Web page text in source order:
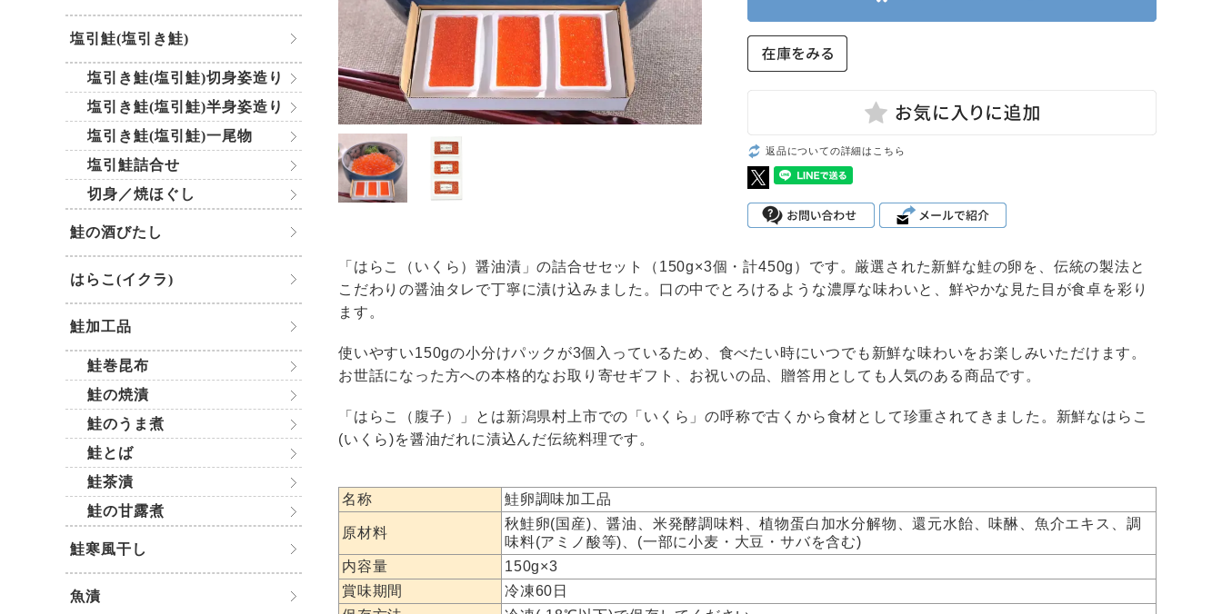
返品についての詳細はこちら
「はらこ（いくら）醤油漬」の詰合せセット（150g×3個・計450g）です。厳選された新鮮な鮭の卵を、伝統の製法と
こだわりの醤油タレで丁寧に漬け込みました。口の中でとろけるような濃厚な味わいと、鮮やかな見た目が食卓を彩り
ます。
使いやすい150gの小分けパックが3個入っているため、食べたい時にいつでも新鮮な味わいをお楽しみいただけます。
お世話になった方への本格的なお取り寄せギフト、お祝いの品、贈答用としても人気のある商品です。
「はらこ（腹子）」とは新潟県村上市での「いくら」の呼称で古くから食材として珍重されてきました。新鮮なはらこ
(いくら)を醤油だれに漬込んだ伝統料理です。
名称 鮭卵調味加工品
原材料
秋鮭卵(国産)、醤油、米発酵調味料、植物蛋白加水分解物、還元水飴、味醂、魚介エキス、調
味料(アミノ酸等)、(一部に小麦・大豆・サバを含む)
内容量
150g×3
賞味期間
冷凍60日
塩引鮭(塩引き鮭)
塩引き鮭(塩引鮭)切身姿造り
塩引き鮭(塩引鮭)半身姿造り
塩引き鮭(塩引鮭)一尾物
塩引鮭詰合せ
切身／焼ほぐし
鮭の酒びたし
はらこ(イクラ)
鮭加工品
鮭巻昆布
鮭の焼漬
鮭のうま煮
鮭とば
鮭茶漬
鮭の甘露煮
鮭寒風干し
魚漬